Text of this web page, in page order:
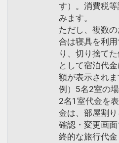
す）。消費税
みます。
ただし、複数
合は寝具を利
り、切り捨て
として宿泊代
額が表示されま
例）5名2室の
2名1室代金を
金は、部屋割
確認・変更画
終的な旅行代金